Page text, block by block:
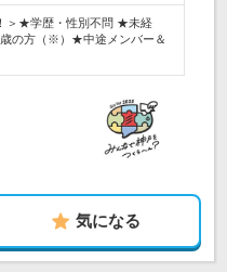
＞★学歴・性別不問 ★未経
の方（※）★中途メンバー＆
気になる